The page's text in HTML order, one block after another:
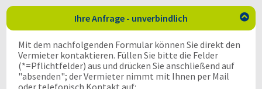
Ihre Anfrage - unverbindlich 
Mit dem nachfolgenden Formular können Sie direkt den
Vermieter kontaktieren. Füllen Sie bitte die Felder
(*=Pflichtfelder) aus und drücken Sie anschließend auf
"absenden"; der Vermieter nimmt mit Ihnen per Mail
oder telefonisch Kontakt auf: